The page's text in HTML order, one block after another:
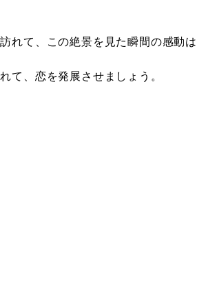
て、この絶景を見た瞬間の感動は
て、恋を発展させましょう。